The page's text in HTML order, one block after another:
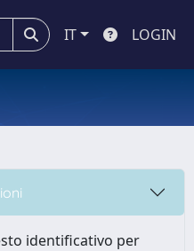
IT LOGIN
identificativo per